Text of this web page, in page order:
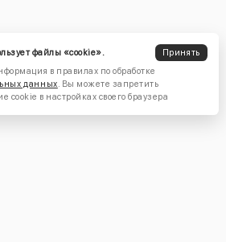
файлы «cookie».
Принять
в правилах по обработке
данных. Вы можете запретить
cookie в настройках своего браузера